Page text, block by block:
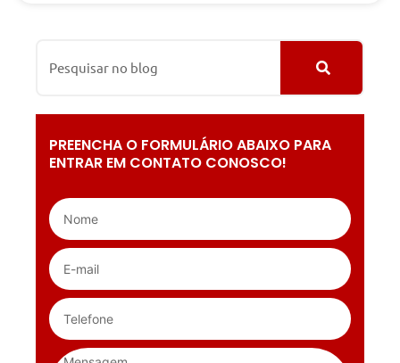
PREENCHA O FORMULÁRIO ABAIXO PARA
ENTRAR EM CONTATO CONOSCO!